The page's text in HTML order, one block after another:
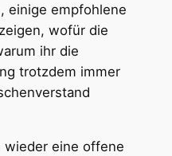
einige empfohlene
wofür die
ihr die
trotzdem immer
wieder eine offene